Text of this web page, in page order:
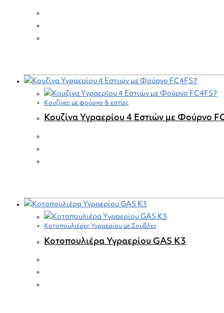
Κουζίνες με φούρνο & εστίες
Κουζίνα Υγραερίου 4 Εστιών με Φούρνο
Κοτοπουλιέρες Υγραερίου με Σούβλες
Κοτοπουλιέρα Υγραερίου GAS K3